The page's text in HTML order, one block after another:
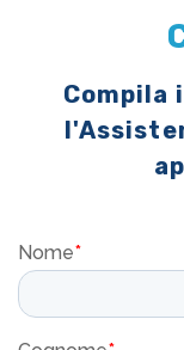
Compila